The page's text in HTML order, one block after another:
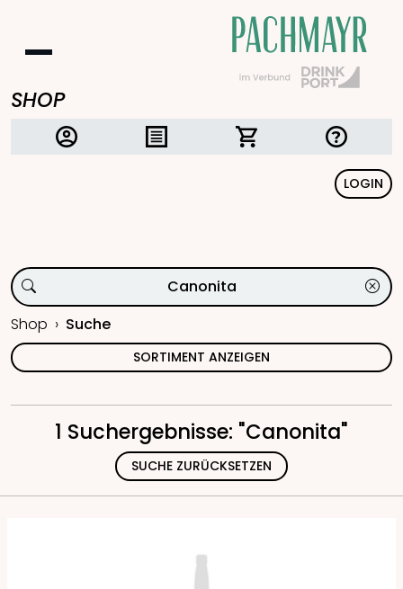
SHOP
LOGIN
Shop Suche
SORTIMENT ANZEIGEN
1 Suchergebnisse: "Canonita"
SUCHE ZURÜCKSETZEN